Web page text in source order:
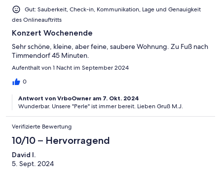
Gut: Sauberkeit, Check-in, Kommunikation, Lage und Genauigkeit
des Onlineauftritts
Konzert Wochenende
Sehr schöne, kleine, aber feine, saubere Wohnung. Zu Fuß nach
Timmendorf 45 Minuten.
Aufenthalt von 1 Nacht im September 2024
0
Antwort von VrboOwner am 7. Okt. 2024
Wunderbar. Unsere "Perle" ist immer bereit. Lieben Gruß M.J.
Verifizierte Bewertung
10/10 – Hervorragend
David I.
5. Sept. 2024